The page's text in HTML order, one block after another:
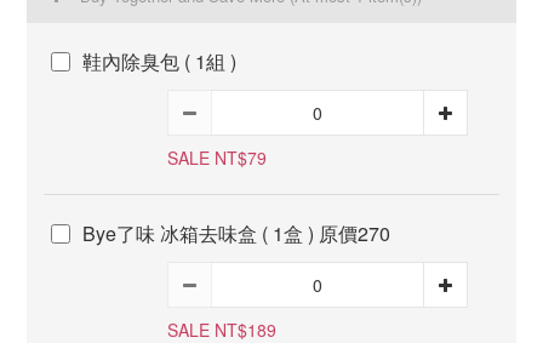
鞋內除臭包 ( 1組 )
SALE NT$79
Bye了味 冰箱去味盒 ( 1盒 ) 原價270
SALE NT$189